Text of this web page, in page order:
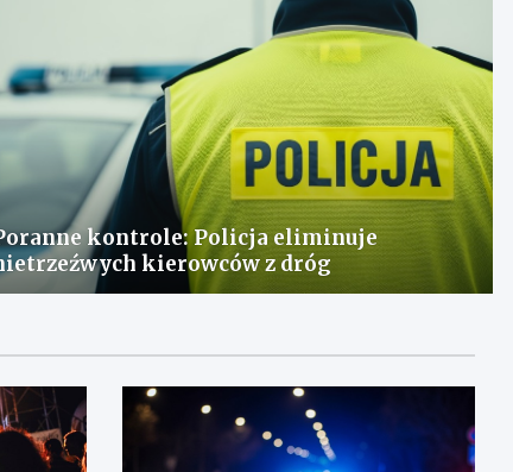
kontrole: Policja eliminuje
kierowców z dróg